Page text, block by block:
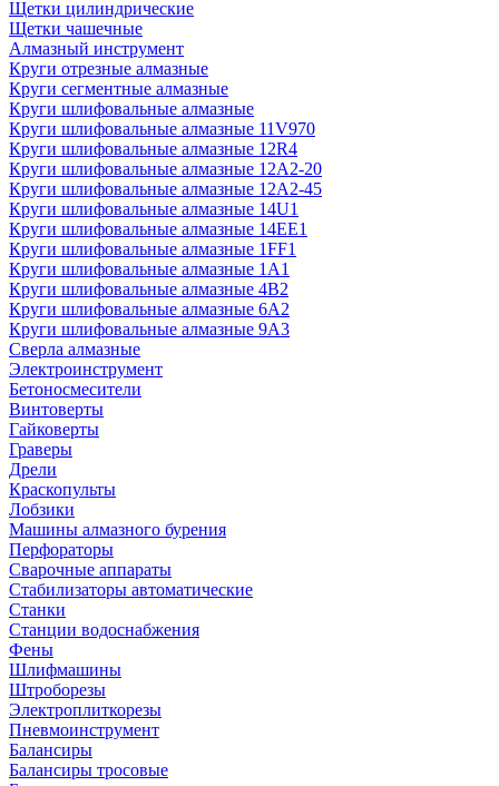
Щетки цилиндрические
Щетки чашечные
Алмазный инструмент
Круги отрезные алмазные
Круги сегментные алмазные
Круги шлифовальные алмазные
Круги шлифовальные алмазные 11V970
Круги шлифовальные алмазные 12R4
Круги шлифовальные алмазные 12А2-20
Круги шлифовальные алмазные 12А2-45
Круги шлифовальные алмазные 14U1
Круги шлифовальные алмазные 14ЕЕ1
Круги шлифовальные алмазные 1FF1
Круги шлифовальные алмазные 1А1
Круги шлифовальные алмазные 4В2
Круги шлифовальные алмазные 6A2
Круги шлифовальные алмазные 9А3
Сверла алмазные
Электроинструмент
Бетоносмесители
Винтоверты
Гайковерты
Граверы
Дрели
Краскопульты
Лобзики
Машины алмазного бурения
Перфораторы
Сварочные аппараты
Стабилизаторы автоматические
Станки
Станции водоснабжения
Фены
Шлифмашины
Штроборезы
Электроплиткорезы
Пневмоинструмент
Балансиры
Балансиры тросовые